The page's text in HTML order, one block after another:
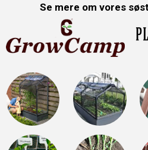
Se mere om vores